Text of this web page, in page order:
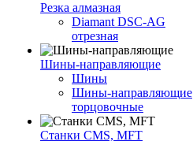
Резка алмазная
Diamant DSC-AG
отрезная
Шины-направляющие
Шины
Шины-направляющие
торцовочные
Станки CMS, MFT